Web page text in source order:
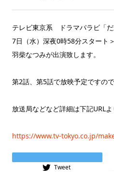
テレビ東京系 ドラマパラビ「
7日（水）深夜0時58分スタート
羽柴なつみが出演致します。
第2話、第5話で放映予定ですの
放送局などなど詳細は下記URL
https://www.tv-tokyo.co.jp/
Tweet